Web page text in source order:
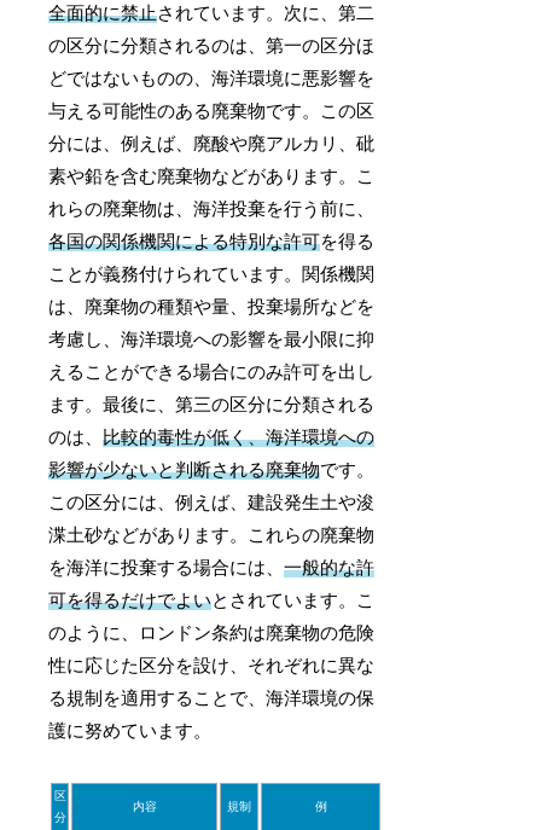
全面的に禁止されています。次に、第二
の区分に分類されるのは、第一の区分ほ
どではないものの、海洋環境に悪影響を
与える可能性のある廃棄物です。この区
分には、例えば、廃酸や廃アルカリ、砒
素や鉛を含む廃棄物などがあります。こ
れらの廃棄物は、海洋投棄を行う前に、
各国の関係機関による特別な許可を得る
ことが義務付けられています。関係機関
は、廃棄物の種類や量、投棄場所などを
考慮し、海洋環境への影響を最小限に抑
えることができる場合にのみ許可を出し
ます。最後に、第三の区分に分類される
のは、比較的毒性が低く、海洋環境への
影響が少ないと判断される廃棄物です。
この区分には、例えば、建設発生土や浚
渫土砂などがあります。これらの廃棄物
を海洋に投棄する場合には、一般的な許
可を得るだけでよいとされています。こ
のように、ロンドン条約は廃棄物の危険
性に応じた区分を設け、それぞれに異な
る規制を適用することで、海洋環境の保
護に努めています。
区
分
内容 規制 例